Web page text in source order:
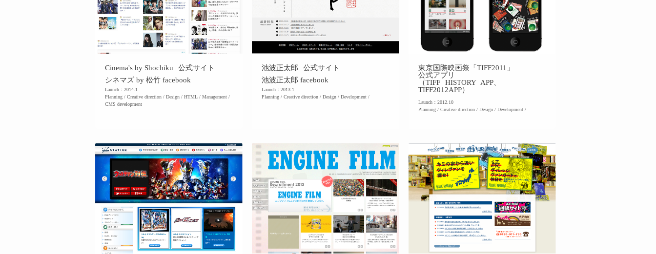
Cinema's by Shochiku 公式サイト
シネマズ by 松竹 facebook
Launch：2014.1
Planning / Creative direction / Design / HTML / Management /
CMS development
池波正太郎 公式サイト
池波正太郎 facebook
Launch：2013.1
Planning / Creative direction / Design / Development /
東京国際映画祭「TIFF2011」
公式アプリ
（TIFF HISTORY APP、
TIFF2012APP）
Launch：2012.10
Planning / Creative direction / Design / Development /